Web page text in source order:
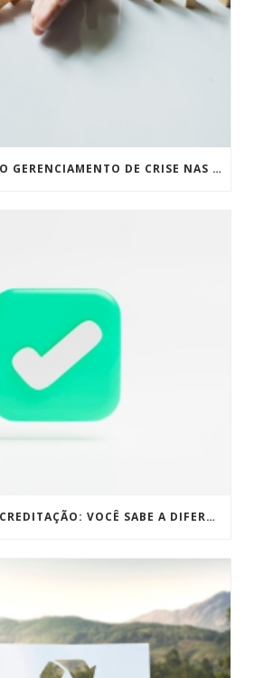
A IMPORTÂNCIA DO GERENCIAMENTO DE CRISE NAS EMPRESAS
CERTIFICAÇÃO E ACREDITAÇÃO: VOCÊ SABE A DIFERENÇA?